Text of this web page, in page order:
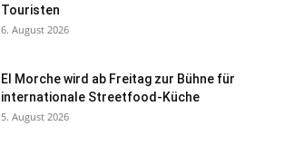
Touristen
6. August 2026
El Morche wird ab Freitag zur Bühne für
internationale Streetfood-Küche
5. August 2026